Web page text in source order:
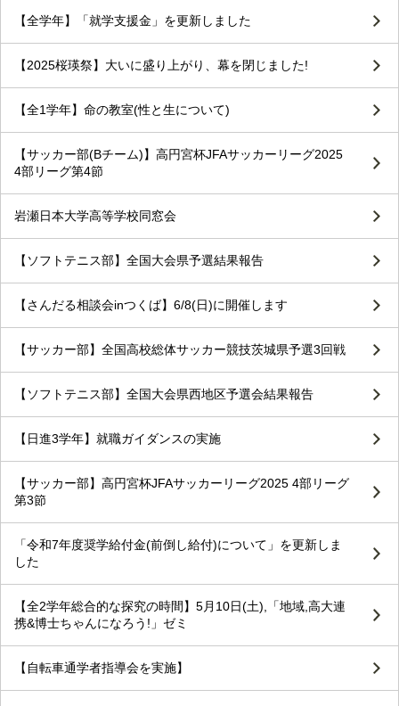
【全学年】「就学支援金」を更新しました
【2025桜瑛祭】大いに盛り上がり、幕を閉じました!
【全1学年】命の教室(性と生について)
【サッカー部(Bチーム)】高円宮杯JFAサッカーリーグ2025
4部リーグ第4節
岩瀬日本大学高等学校同窓会
【ソフトテニス部】全国大会県予選結果報告
【さんだる相談会inつくば】6/8(日)に開催します
【サッカー部】全国高校総体サッカー競技茨城県予選3回戦
【ソフトテニス部】全国大会県西地区予選会結果報告
【日進3学年】就職ガイダンスの実施
【サッカー部】高円宮杯JFAサッカーリーグ2025 4部リーグ
第3節
「令和7年度奨学給付金(前倒し給付)について」を更新しま
した
【全2学年総合的な探究の時間】5月10日(土),「地域,高大連
携&博士ちゃんになろう!」ゼミ
【自転車通学者指導会を実施】